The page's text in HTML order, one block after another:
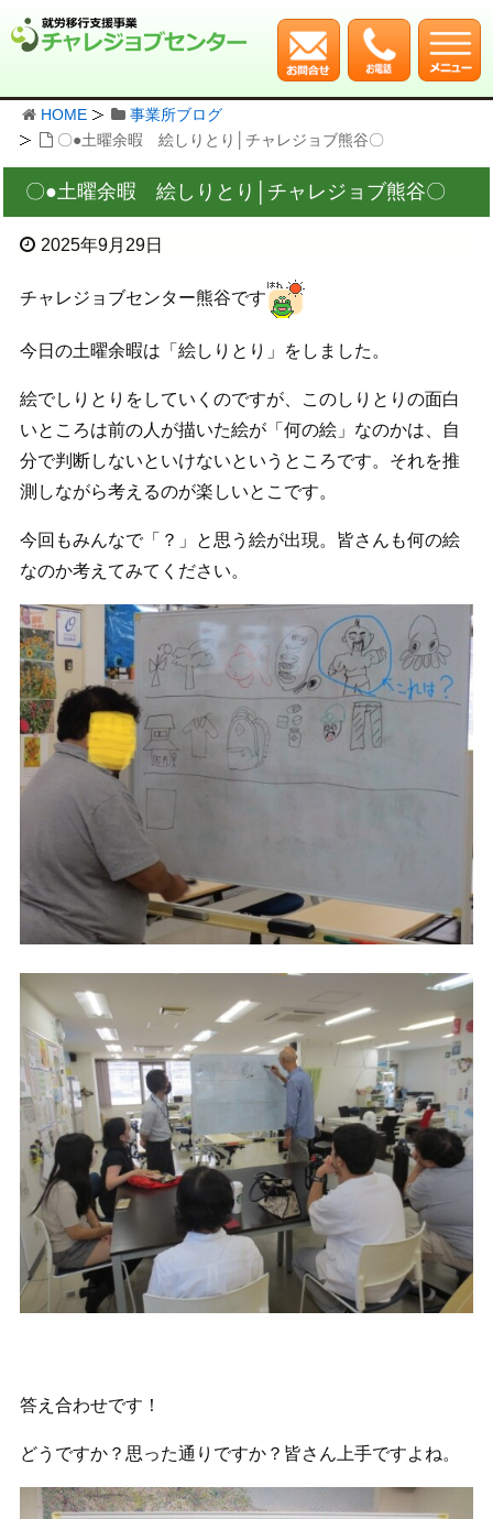
HOME
事業所ブログ
〇●土曜余暇 絵しりとり│チャレジョブ熊谷〇
〇●土曜余暇 絵しりとり│チャレジョブ熊谷〇
2025年9月29日
チャレジョブセンター熊谷です
今日の土曜余暇は「絵しりとり」をしました。
絵でしりとりをしていくのですが、このしりとりの面白
いところは前の人が描いた絵が「何の絵」なのかは、自
分で判断しないといけないというところです。それを推
測しながら考えるのが楽しいとこです。
今回もみんなで「？」と思う絵が出現。皆さんも何の絵
なのか考えてみてください。
答え合わせです！
どうですか？思った通りですか？皆さん上手ですよね。